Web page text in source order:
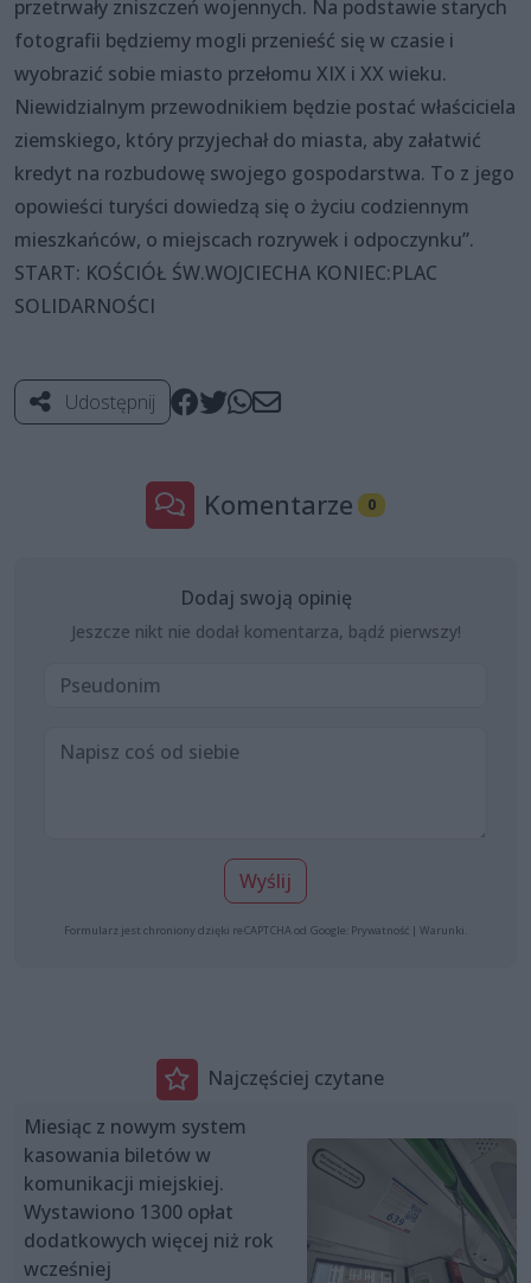
przetrwały zniszczeń wojennych. Na podstawie starych
fotografii będziemy mogli przenieść się w czasie i
wyobrazić sobie miasto przełomu XIX i XX wieku.
Niewidzialnym przewodnikiem będzie postać właściciela
ziemskiego, który przyjechał do miasta, aby załatwić
kredyt na rozbudowę swojego gospodarstwa. To z jego
opowieści turyści dowiedzą się o życiu codziennym
mieszkańców, o miejscach rozrywek i odpoczynku”.
START: KOŚCIÓŁ ŚW.WOJCIECHA KONIEC:PLAC
SOLIDARNOŚCI
Udostępnij
Komentarze 0
Dodaj swoją opinię
Jeszcze nikt nie dodał komentarza, bądź pierwszy!
Wyślij
Formularz jest chroniony dzięki reCAPTCHA od Google: Prywatność | Warunki
Najczęściej czytane
Miesiąc z nowym system
kasowania biletów w
komunikacji miejskiej.
Wystawiono 1300 opłat
dodatkowych więcej niż rok
wcześniej